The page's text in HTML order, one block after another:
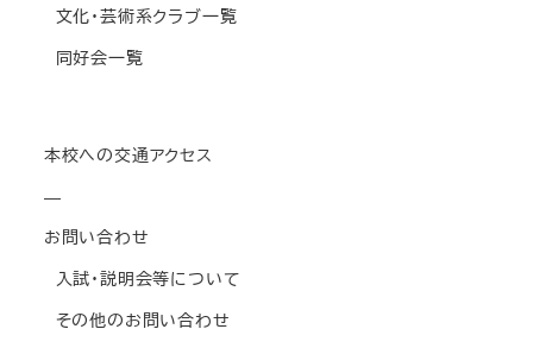
文化・芸術系クラブ一覧
同好会一覧
本校への交通アクセス
—
お問い合わせ
入試・説明会等について
その他のお問い合わせ